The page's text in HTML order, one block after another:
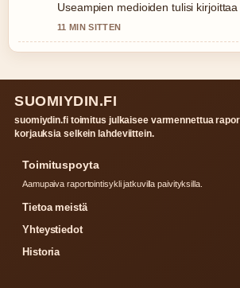
Useampien medioiden tulisi kirjoittaa
11 MIN SITTEN
SUOMIYDIN.FI
suomiydin.fi toimitus julkaisee varmennettua
korjauksia selkein lahdeviittein.
Toimituspoyta
Aamupaiva raportointisykli jatkuvilla paivityksilla.
Tietoa meistä
Yhteystiedot
Historia